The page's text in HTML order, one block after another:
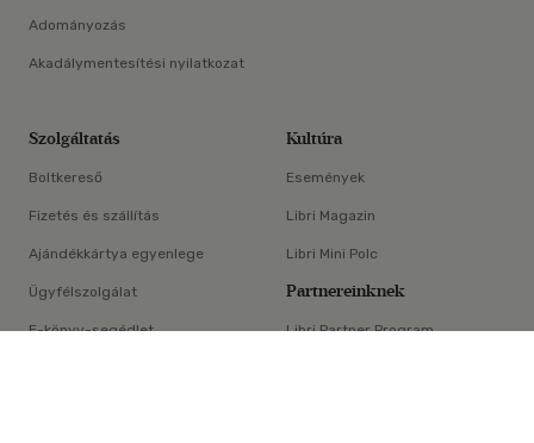
×
Adományozás
Akadálymentesítési nyilatkozat
Szolgáltatás
Boltkereső
Fizetés és szállítás
Ajándékkártya egyenlege
Ügyfélszolgálat
E-könyv-segédlet
Kultúra
Események
Libri Magazin
Libri Mini Polc
Partnereinknek
Libri Partner Program